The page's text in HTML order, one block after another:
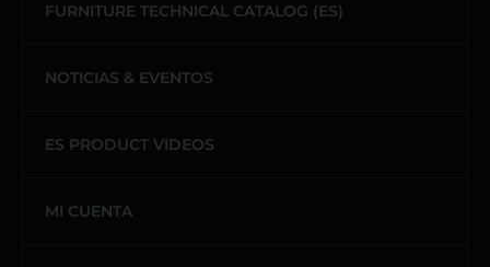
FURNITURE TECHNICAL CATALOG (ES)
NOTICIAS & EVENTOS
ES PRODUCT VIDEOS
MI CUENTA